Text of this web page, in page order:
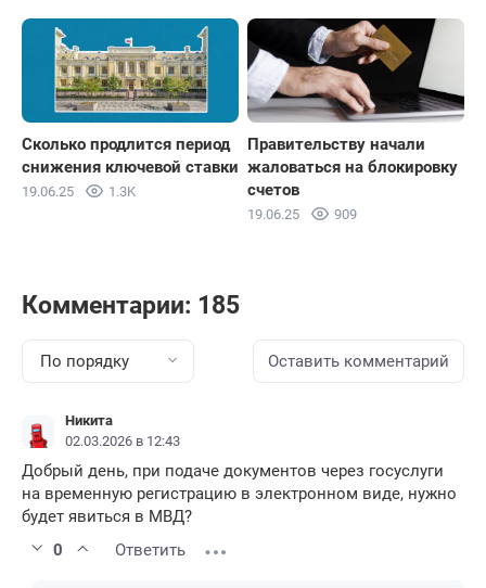
Сколько продлится период
снижения ключевой ставки
19.06.25 1.3K
Правительству начали
жаловаться на блокировку
счетов
19.06.25 909
Комментарии: 185
По порядку Оставить комментарий
Никита
02.03.2026 в 12:43
Добрый день, при подаче документов через госуслуги
на временную регистрацию в электронном виде, нужно
будет явиться в МВД?
0
Ответить